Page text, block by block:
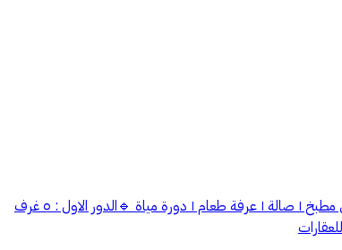
للبيع فيلا تصميم عصري جديده حي الاندلس امام حديقة مساحة الأرض : 500م مسطح البناء : 1100م 🔹البدروم : مسبح صالات مرافق 🔹الدور الارضي ٢ مجاس مطبخ ١ صالة ١ عرفة طعام ١ دورة مياة 🔹الدور الاول : ٥ غرف